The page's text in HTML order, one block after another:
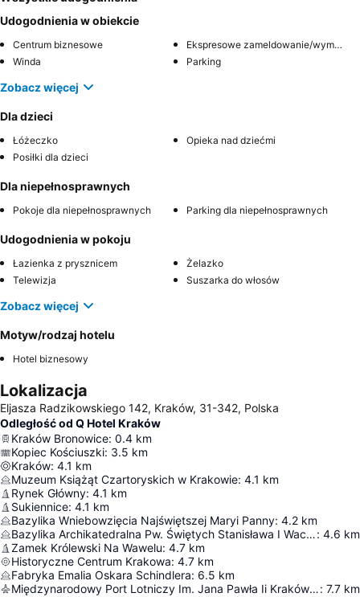
Udogodnienia w obiekcie
Centrum biznesowe
Ekspresowe zameldowanie/wymeldowanie
Winda
Parking
Zobacz więcej
Dla dzieci
Łóżeczko
Opieka nad dziećmi
Posiłki dla dzieci
Dla niepełnosprawnych
Pokoje dla niepełnosprawnych Parking dla niepełnosprawnych
Udogodnienia w pokoju
Łazienka z prysznicem
Żelazko
Telewizja
Suszarka do włosów
Zobacz więcej
Motyw/rodzaj hotelu
Hotel biznesowy
Lokalizacja
Eljasza Radzikowskiego 142, Kraków, 31-342, Polska
Odległość od Q Hotel Kraków
Kraków Bronowice: 0.4 km
Kopiec Kościuszki: 3.5 km
Kraków: 4.1 km
Muzeum Książąt Czartoryskich w Krakowie: 4.1 km
Rynek Główny: 4.1 km
Sukiennice: 4.1 km
Bazylika Wniebowzięcia Najświętszej Maryi Panny: 4.2 km
Bazylika Archikatedralna Pw. Świętych Stanisława I Wacława: 4.6 km
Zamek Królewski Na Wawelu: 4.7 km
Historyczne Centrum Krakowa: 4.7 km
Fabryka Emalia Oskara Schindlera: 6.5 km
Międzynarodowy Port Lotniczy Im. Jana Pawła Ii Kraków-Balice: 7.7 km